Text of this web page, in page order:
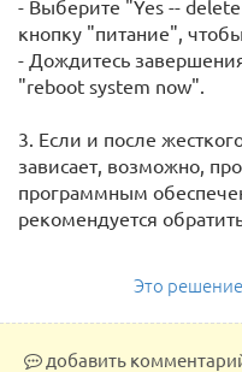
- Выберите "Yes --
кнопку "питание",
- Дождитесь
"reboot system now".
3. Если и после
зависает, возможно,
программным
рекомендуется
Это
добавить